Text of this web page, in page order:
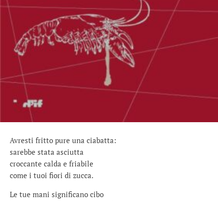
Avresti fritto pure una ciabatta:
sarebbe stata asciutta
croccante calda e friabile
come i tuoi fiori di zucca.
Le tue mani significano cibo